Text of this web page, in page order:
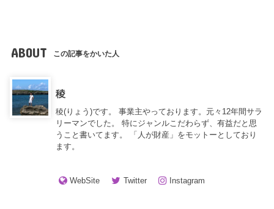
ABOUT この記事をかいた人
稜
稜(りょう)です。 事業主やっております。元々12年間サラ
リーマンでした。 特にジャンルこだわらず、有益だと思
うこと書いてます。 「人が財産」をモットーとしており
ます。
WebSite Twitter Instagram